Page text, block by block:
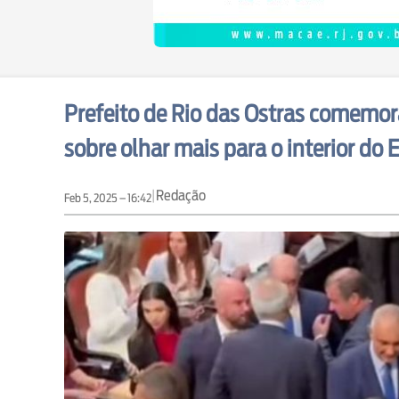
Prefeito de Rio das Ostras
sobre olhar mais para o interior do
Feb 5, 2025 – 16:42|Redação